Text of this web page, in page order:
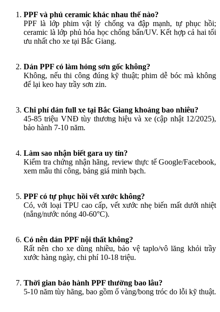
PPF và phủ ceramic khác nhau thế nào?
PPF là lớp phim vật lý chống va đập mạnh, tự phục hồi;
ceramic là lớp phủ hóa học chống bẩn/UV. Kết hợp cả hai tối
ưu nhất cho xe tại Bắc Giang.
Dán PPF có làm hỏng sơn gốc không?
Không, nếu thi công đúng kỹ thuật; phim dễ bóc mà không
để lại keo hay trầy sơn zin.
Chi phí dán full xe tại Bắc Giang khoảng bao nhiêu?
45-85 triệu VNĐ tùy thương hiệu và xe (cập nhật 12/2025),
bảo hành 7-10 năm.
Làm sao nhận biết gara uy tín?
Kiểm tra chứng nhận hãng, review thực tế Google/Facebook,
xem mẫu thi công, bảng giá minh bạch.
PPF có tự phục hồi vết xước không?
Có, với loại TPU cao cấp, vết xước nhẹ biến mất dưới nhiệt
(nắng/nước nóng 40-60°C).
Có nên dán PPF nội thất không?
Rất nên cho xe dùng nhiều, bảo vệ taplo/vô lăng khỏi trầy
xước hàng ngày, chi phí 10-18 triệu.
Thời gian bảo hành PPF thường bao lâu?
5-10 năm tùy hãng, bao gồm ố vàng/bong tróc do lỗi kỹ thuật.